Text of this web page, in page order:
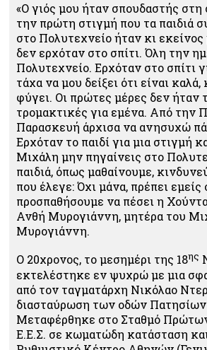
«Ο γιός μου ήταν σπουδαστής στη
την πρώτη στιγμή που τα παιδιά
στο Πολυτεχνείο ήταν κι
δεν ερχόταν στο σπίτι. Όλη την
Πολυτεχνείο. Ερχόταν στο σπίτι
τάχα να μου δείξει ότι είναι
φύγει. Οι πρώτες μέρες δεν ήταν
τρομακτικές για εμένα. Από την
Παρασκευή άρχισα να ανησυχώ
Ερχόταν το παιδί για μια στιγμή
Μιχάλη μην πηγαίνεις στο
παιδιά, όπως μαθαίνουμε,
που έλεγε: Όχι μάνα, πρέπει εμείς
προσπαθήσουμε να πέσει η
Ανθή Μυρογιάννη, μητέρα του
Μυρογιάννη.
Ο 20χρονος, το μεσημέρι της 18ης
εκτελέστηκε εν ψυχρώ με μια
από τον ταγματάρχη Νικόλαο
διασταύρωση των οδών Πατησίων
Μεταφέρθηκε στο Σταθμό
Ε.Ε.Σ. σε κωματώδη κατάσταση